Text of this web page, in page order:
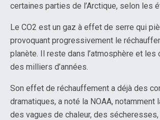
certaines parties de l’Arctique, selon les
Le CO2 est un gaz à effet de serre qui
provoquant progressivement le
planète. Il reste dans l’atmosphère et les
des milliers d’années.
Son effet de réchauffement a déjà des
dramatiques, a noté la NOAA, notamment
des vagues de chaleur, des